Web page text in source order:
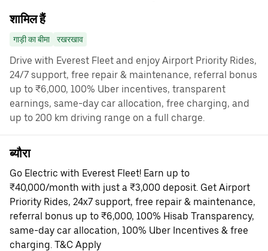
शामिल हैं
गाड़ी का बीमा रखरखाव
Drive with Everest Fleet and enjoy Airport Priority Rides,
24/7 support, free repair & maintenance, referral bonus
up to ₹6,000, 100% Uber incentives, transparent
earnings, same-day car allocation, free charging, and
up to 200 km driving range on a full charge.
ब्यौरा
Go Electric with Everest Fleet! Earn up to
₹40,000/month with just a ₹3,000 deposit. Get Airport
Priority Rides, 24x7 support, free repair & maintenance,
referral bonus up to ₹6,000, 100% Hisab Transparency,
same-day car allocation, 100% Uber Incentives & free
charging. T&C Apply